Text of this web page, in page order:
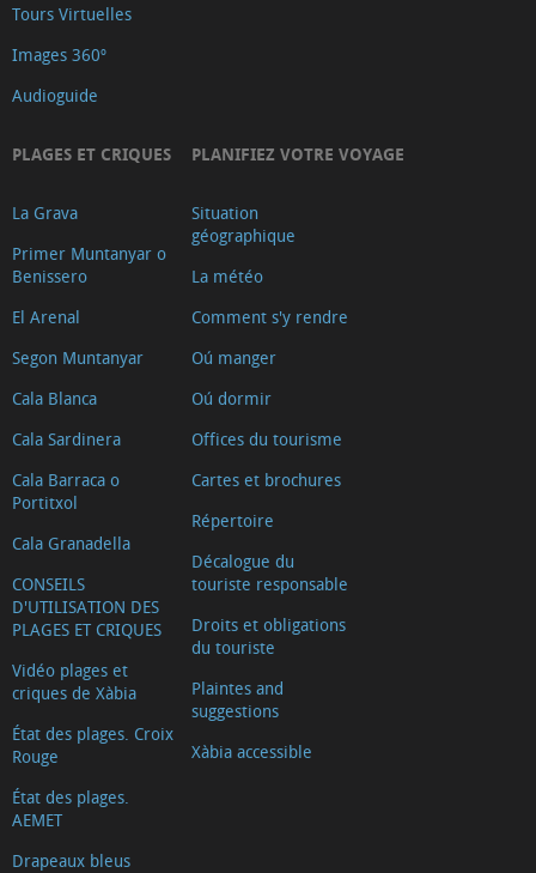
Tours Virtuelles
Images 360º
Audioguide
PLAGES ET CRIQUES
La Grava
Primer Muntanyar o
Benissero
El Arenal
Segon Muntanyar
Cala Blanca
Cala Sardinera
Cala Barraca o
Portitxol
Cala Granadella
CONSEILS
D'UTILISATION DES
PLAGES ET CRIQUES
Vidéo plages et
criques de Xàbia
État des plages. Croix
Rouge
État des plages.
AEMET
Drapeaux bleus
PLANIFIEZ VOTRE VOYAGE
Situation
géographique
La météo
Comment s'y rendre
Oú manger
Oú dormir
Offices du tourisme
Cartes et brochures
Répertoire
Décalogue du
touriste responsable
Droits et obligations
du touriste
Plaintes and
suggestions
Xàbia accessible